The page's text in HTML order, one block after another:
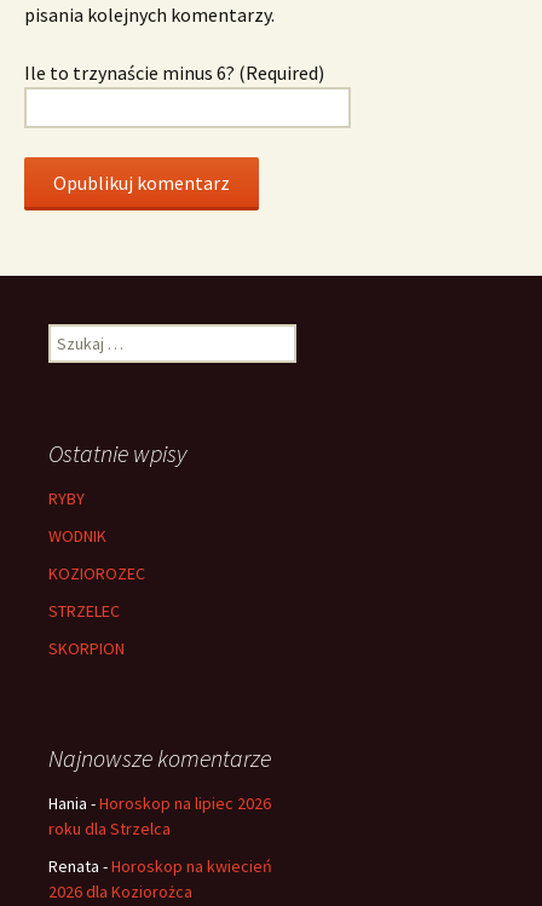
pisania kolejnych komentarzy.
Ile to trzynaście minus 6? (Required)
Szukaj:
Ostatnie wpisy
RYBY
WODNIK
KOZIOROZEC
STRZELEC
SKORPION
Najnowsze komentarze
Hania -Horoskop na lipiec 2026
roku dla Strzelca
Renata -Horoskop na kwiecień
2026 dla Koziorożca